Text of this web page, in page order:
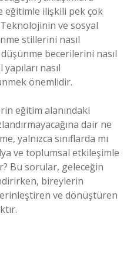
eğitimle ilişkili pek çok
ve sosyal
stillerini nasıl
becerilerini nasıl
nasıl
önemlidir.
eğitim alanındaki
dair ne
yalnızca sınıflarda mı
ve toplumsal etkileşimle
Bu sorular, geleceğin
bireylerin
ve dönüştüren